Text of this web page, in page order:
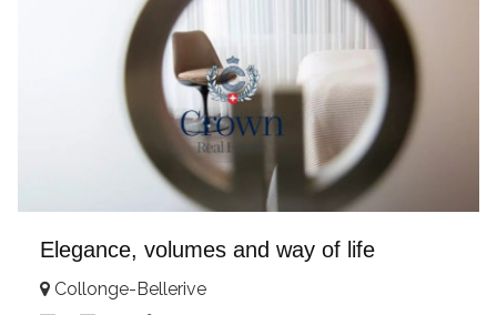
Elegance, volumes and way of life
Collonge-Bellerive